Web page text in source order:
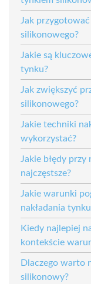
Jak
silikonowego?
Jakie są
tynku?
Jak zwiększyć
silikonowego?
Jakie techniki
wykorzystać?
Jakie błędy
najczęstsze?
Jakie warunki
nakładania
Kiedy najlepiej
kontekście
Dlaczego warto
silikonowy?